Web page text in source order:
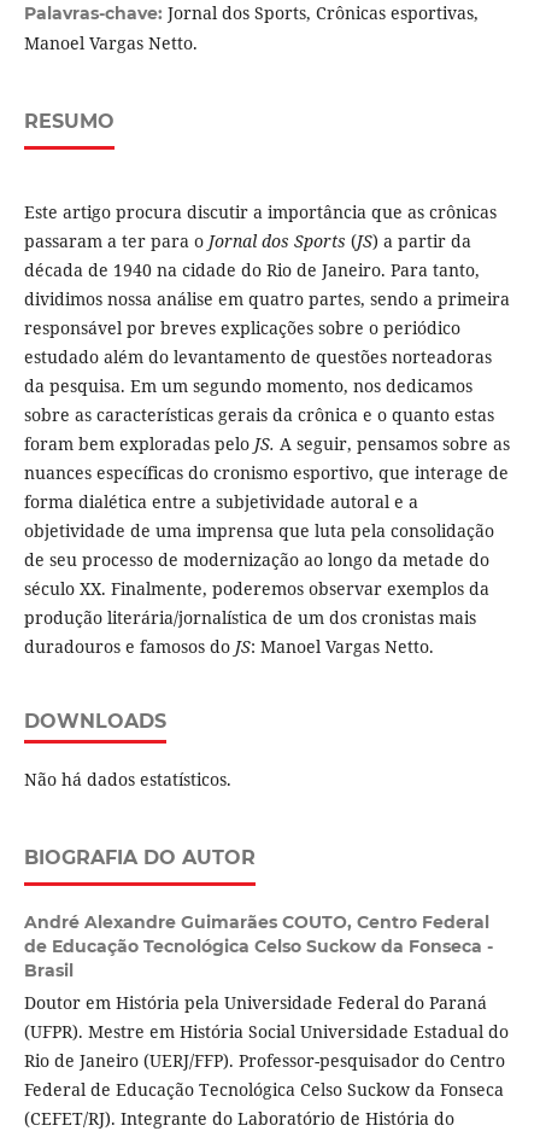
Palavras-chave: Jornal dos Sports, Crônicas esportivas,
Manoel Vargas Netto.
RESUMO
Este artigo procura discutir a importância que as crônicas
passaram a ter para o Jornal dos Sports (JS) a partir da
década de 1940 na cidade do Rio de Janeiro. Para tanto,
dividimos nossa análise em quatro partes, sendo a primeira
responsável por breves explicações sobre o periódico
estudado além do levantamento de questões norteadoras
da pesquisa. Em um segundo momento, nos dedicamos
sobre as características gerais da crônica e o quanto estas
foram bem exploradas pelo JS. A seguir, pensamos sobre as
nuances específicas do cronismo esportivo, que interage de
forma dialética entre a subjetividade autoral e a
objetividade de uma imprensa que luta pela consolidação
de seu processo de modernização ao longo da metade do
século XX. Finalmente, poderemos observar exemplos da
produção literária/jornalística de um dos cronistas mais
duradouros e famosos do JS: Manoel Vargas Netto.
DOWNLOADS
Não há dados estatísticos.
BIOGRAFIA DO AUTOR
André Alexandre Guimarães COUTO, Centro Federal
de Educação Tecnológica Celso Suckow da Fonseca -
Brasil
Doutor em História pela Universidade Federal do Paraná
(UFPR). Mestre em História Social Universidade Estadual do
Rio de Janeiro (UERJ/FFP). Professor-pesquisador do Centro
Federal de Educação Tecnológica Celso Suckow da Fonseca
(CEFET/RJ). Integrante do Laboratório de História do